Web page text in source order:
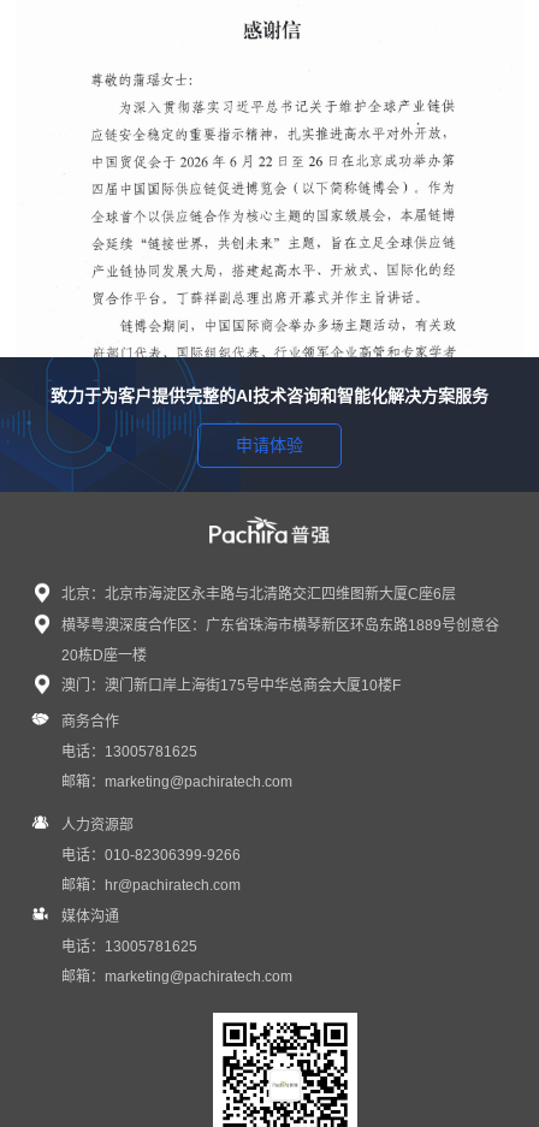
感谢信｜普强蒲瑶女士受邀出席第四届链博会...
近日，普强收到来自中国国际商会的感谢信，对普强C...
致力于为客户提供完整的AI技术咨询和智能化解决方案服务
申请体验
北京：北京市海淀区永丰路与北清路交汇四维图新大厦C座6层
横琴粤澳深度合作区：广东省珠海市横琴新区环岛东路1889号创意谷
20栋D座一楼
澳门：澳门新口岸上海街175号中华总商会大厦10楼F
商务合作
电话：13005781625
邮箱：marketing@pachiratech.com
人力资源部
电话：010-82306399-9266
邮箱：
hr@pachiratech.com
媒体沟通
电话：13005781625
邮箱：marketing@pachiratech.com